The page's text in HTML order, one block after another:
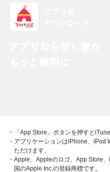
・「App Store」ボタンを押すと
・アプリケーションはiPhone、
ただけます。
・Apple、Appleのロゴ、App Store
国のApple Inc.の登録商標です。